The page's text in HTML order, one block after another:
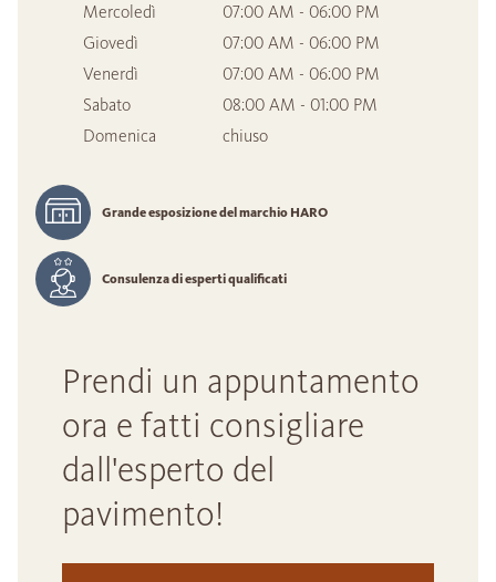
Mercoledì
07:00 AM - 06:00 PM
Giovedì
07:00 AM - 06:00 PM
Venerdì
07:00 AM - 06:00 PM
Sabato
08:00 AM - 01:00 PM
Domenica
chiuso
Grande esposizione del marchio HARO
Consulenza di esperti qualificati
Prendi un appuntamento
ora e fatti consigliare
dall'esperto del
pavimento!